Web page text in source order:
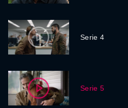
Serie 4
Serie 5